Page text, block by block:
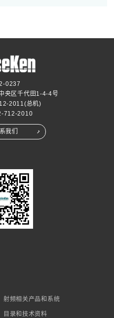
0237
央区千代田1-4-4号
2011(总机)
712-2010
我们
射频相关产品和系统
目录和技术资料